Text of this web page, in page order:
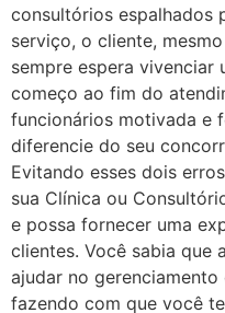
consultórios espalhados
serviço, o cliente,
sempre espera vivenciar
começo ao fim do
funcionários motivada e
diferencie do seu
Evitando esses dois
sua Clínica ou
e possa fornecer uma
clientes. Você sabia que
ajudar no gerenciamento
fazendo com que você